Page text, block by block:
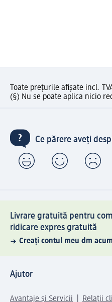
Toate prețurile afișate incl.
(§) Nu se poate aplica nicio
Ce părere aveți
Livrare gratuită pentru
ridicare expres gratuită
Creați contul meu dm acum
Ajutor
Avantaje și Servicii Relații